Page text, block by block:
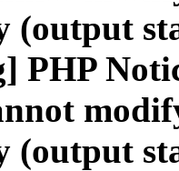
(output
PHP
(output